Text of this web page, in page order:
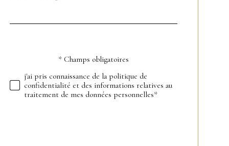
défaut
Validation* Champs obligatoires
j'ai pris connaissance de la politique de
confidentialité et des informations relatives au
traitement de mes données personnelles*